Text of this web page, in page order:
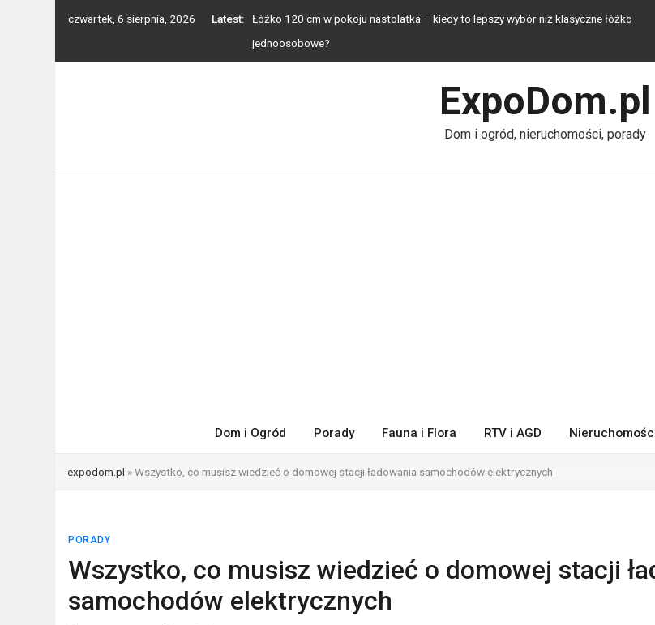
czwartek, 6 sierpnia, 2026 Latest:
Łóżko 120 cm w pokoju nastolatka – kiedy to lepszy wybór niż klasyczne łóżko
jednoosobowe?
Toaleta przenośna na działkę – jak zapewnić sobie komfort bez kanalizacji w 2026
Mocowanie i montaż balustrady szklanej – na co zwrócić uwagę?
ExpoDom.pl
Dom i ogród, nieruchomości, porady
Dom i Ogród Porady Fauna i Flora RTV i AGD
expodom.pl »Wszystko, co musisz wiedzieć o domowej stacji ładowania samochodów elektrycznych
PORADY
Wszystko, co musisz wiedzieć o domowej stacji
samochodów elektrycznych